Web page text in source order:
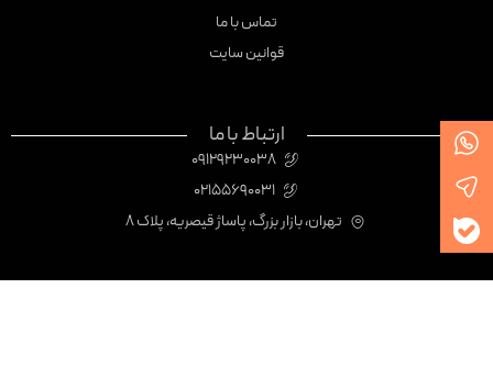
تماس با ما
قوانین سایت
ارتباط با ما
09129230038
02155690031
تهران، بازار بزرگ، پاساژ قیصریه، پلاک 8